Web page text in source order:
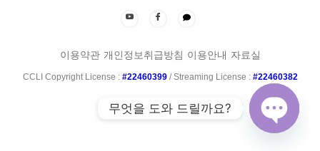
이용약관 개인정보취급방침 이용안내 자료실
CCLI Copyright License : #22460399/ Streaming License : #22460382
무엇을 도와 드릴까요?